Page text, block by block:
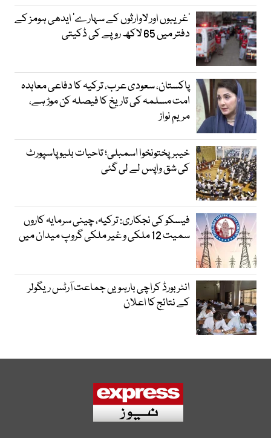
’غریبوں اور لاوارثوں کے سہارے‘ ایدھی ہومز کے
دفتر میں 65 لاکھ روپے کی ڈکیتی
پاکستان، سعودی عرب، ترکیہ کا دفاعی معاہدہ
امت مسلمہ کی تاریخ کا فیصلہ کن موڑ ہے،
مریم نواز
خیبرپختونخوا اسمبلی؛ تاحیات بلیو پاسپورٹ
کی شق واپس لے لی گئی
فیسکو کی نجکاری: ترکیہ، چینی سرمایہ کاروں
سمیت 12 ملکی و غیر ملکی گروپ میدان میں
انٹر بورڈ کراچی بارہویں جماعت آرٹس ریگولر
کے نتائج کا اعلان